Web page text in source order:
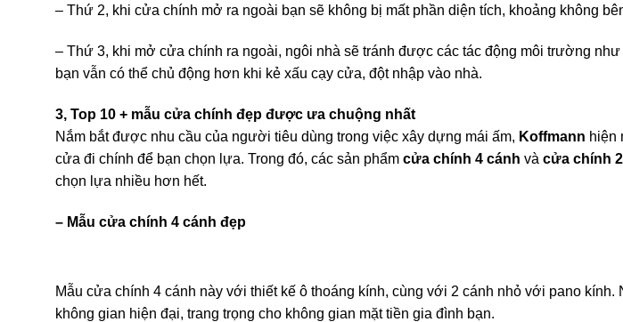
– Thứ 2, khi cửa chính mở ra ngoài bạn sẽ không bị mất phần diện tích, khoảng không
– Thứ 3, khi mở cửa chính ra ngoài, ngôi nhà sẽ tránh được các tác động môi trường
bạn vẫn có thể chủ động hơn khi kẻ xấu cạy cửa, đột nhập vào nhà.
3, Top 10 + mẫu cửa chính đẹp được ưa chuộng nhất
Nắm bắt được nhu cầu của người tiêu dùng trong việc xây dựng mái ấm, Koffmann hiện
cửa đi chính để bạn chọn lựa. Trong đó, các sản phẩm cửa chính 4 cánh và cửa chính 2
chọn lựa nhiều hơn hết.
– Mẫu cửa chính 4 cánh đẹp
Mẫu cửa chính 4 cánh này với thiết kế ô thoáng kính, cùng với 2 cánh nhỏ với pano kính.
không gian hiện đại, trang trọng cho không gian mặt tiền gia đình bạn.